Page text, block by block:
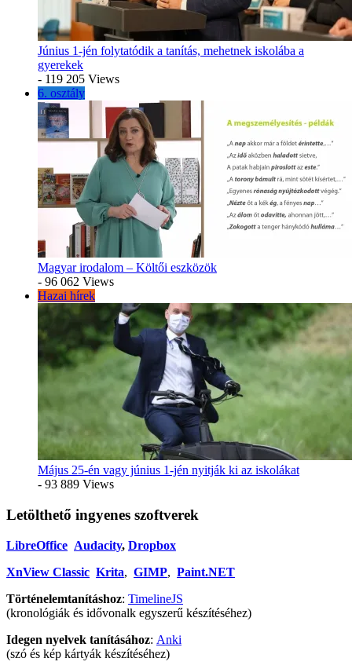
Június 1-jén folytatódik a tanítás, mehetnek iskolába a
gyerekek
- 119 205 Views
6. osztály
Magyar irodalom – Költői eszközök
- 96 062 Views
Hazai hírek
Május 25-én vagy június 1-jén nyitják ki az iskolákat
- 93 889 Views
Letölthető ingyenes szoftverek
LibreOffice Audacity, Dropbox
XnView Classic Krita, GIMP, Paint.NET
Történelemtanításhoz: TimelineJS
(kronológiák és idővonalk egyszerű készítéséhez)
Idegen nyelvek tanításához: Anki
(szó és kép kártyák készítéséhez)